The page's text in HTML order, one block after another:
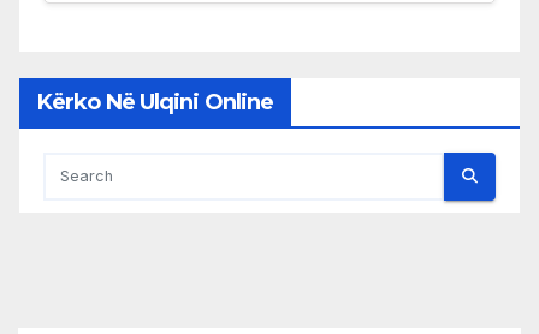
Kërko Në Ulqini Online